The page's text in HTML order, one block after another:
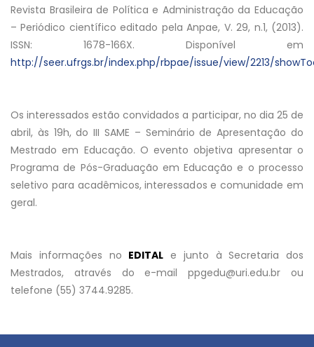
Revista Brasileira de Política e Administração da Educação
– Periódico científico editado pela Anpae, V. 29, n.1, (2013).
ISSN: 1678-166X. Disponível em
http://seer.ufrgs.br/index.php/rbpae/issue/view/2213/
Os interessados estão convidados a participar, no dia 25 de
abril, às 19h, do III SAME – Seminário de Apresentação do
Mestrado em Educação. O evento objetiva apresentar o
Programa de Pós-Graduação em Educação e o processo
seletivo para acadêmicos, interessados e comunidade em
geral.
Mais informações no EDITAL e junto à Secretaria dos
Mestrados, através do e-mail ppgedu@uri.edu.br ou
telefone (55) 3744.9285.